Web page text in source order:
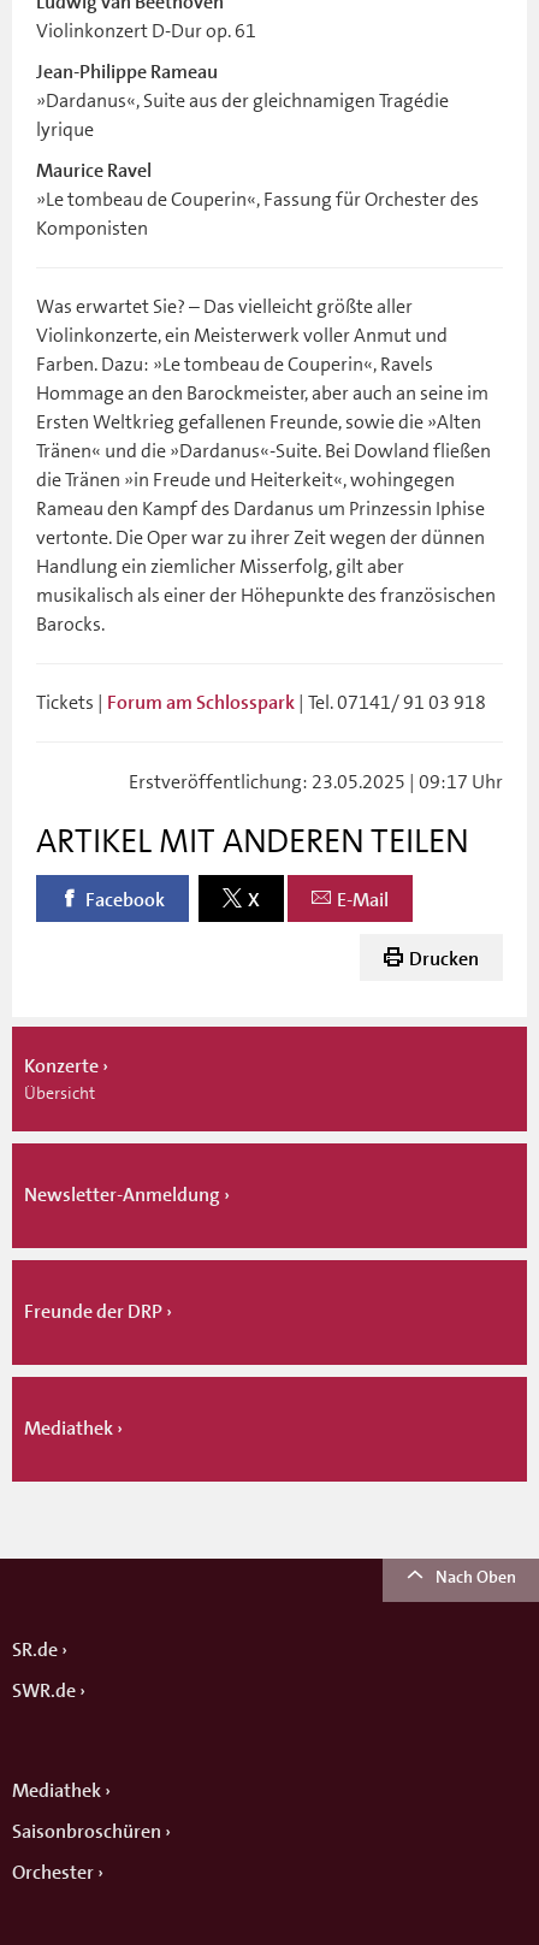
Violinkonzert D-Dur op. 61
Jean-Philippe Rameau
»Dardanus«, Suite aus der gleichnamigen Tragédie
lyrique
Maurice Ravel
»Le tombeau de Couperin«, Fassung für Orchester des
Komponisten
Was erwartet Sie? – Das vielleicht größte aller
Violinkonzerte, ein Meisterwerk voller Anmut und
Farben. Dazu: »Le tombeau de Couperin«, Ravels
Hommage an den Barockmeister, aber auch an seine im
Ersten Weltkrieg gefallenen Freunde, sowie die »Alten
Tränen« und die »Dardanus«-Suite. Bei Dowland fließen
die Tränen »in Freude und Heiterkeit«, wohingegen
Rameau den Kampf des Dardanus um Prinzessin Iphise
vertonte. Die Oper war zu ihrer Zeit wegen der dünnen
Handlung ein ziemlicher Misserfolg, gilt aber
musikalisch als einer der Höhepunkte des französischen
Barocks.
Tickets | Forum am Schlosspark | Tel. 07141/ 91 03 918
Erstveröffentlichung: 23.05.2025 | 09:17 Uhr
ARTIKEL MIT ANDEREN TEILEN
Facebook X E-Mail
Drucken
Konzerte
Übersicht
Newsletter-Anmeldung
Freunde der DRP
Mediathek
Nach Oben
SR.de
SWR.de
Mediathek
Saisonbroschüren
Orchester